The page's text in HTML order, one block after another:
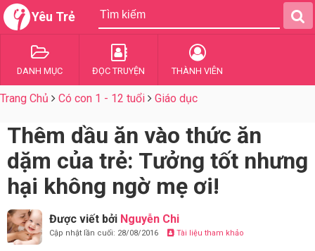
Yêu Trẻ
DANH MỤC ĐỌC TRUYỆN THÀNH VIÊN
Trang Chủ Có con 1 - 12 tuổi Giáo dục
Thêm dầu ăn vào thức ăn
dặm của trẻ: Tưởng tốt nhưng
hại không ngờ mẹ ơi!
Được viết bởi Nguyễn Chi
Cập nhật lần cuối: 28/08/2016 Tài liệu tham khảo